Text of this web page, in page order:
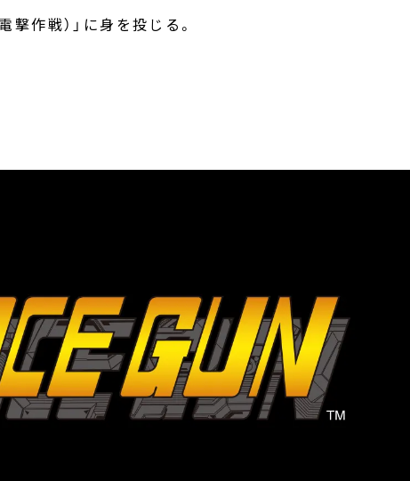
作戦）」に身を投じる。